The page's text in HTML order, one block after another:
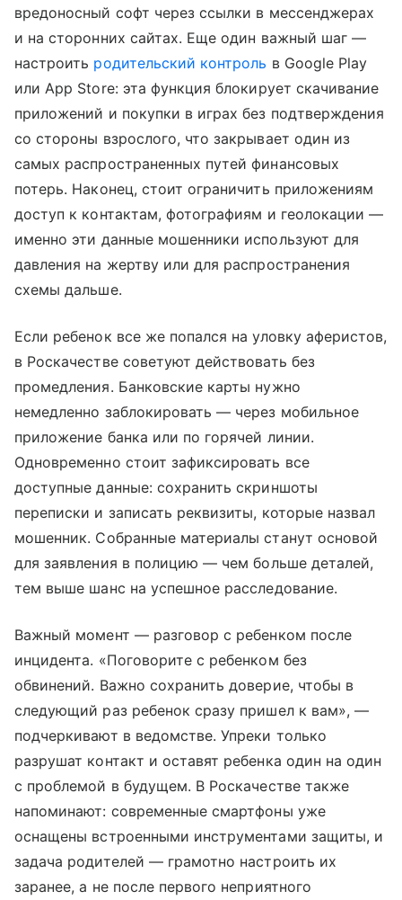
вредоносный софт через ссылки в мессенджерах
и на сторонних сайтах. Еще один важный шаг —
настроить родительский контроль в Google Play
или App Store: эта функция блокирует скачивание
приложений и покупки в играх без подтверждения
со стороны взрослого, что закрывает один из
самых распространенных путей финансовых
потерь. Наконец, стоит ограничить приложениям
доступ к контактам, фотографиям и геолокации —
именно эти данные мошенники используют для
давления на жертву или для распространения
схемы дальше.
Если ребенок все же попался на уловку аферистов,
в Роскачестве советуют действовать без
промедления. Банковские карты нужно
немедленно заблокировать — через мобильное
приложение банка или по горячей линии.
Одновременно стоит зафиксировать все
доступные данные: сохранить скриншоты
переписки и записать реквизиты, которые назвал
мошенник. Собранные материалы станут основой
для заявления в полицию — чем больше деталей,
тем выше шанс на успешное расследование.
Важный момент — разговор с ребенком после
инцидента. «Поговорите с ребенком без
обвинений. Важно сохранить доверие, чтобы в
следующий раз ребенок сразу пришел к вам», —
подчеркивают в ведомстве. Упреки только
разрушат контакт и оставят ребенка один на один
с проблемой в будущем. В Роскачестве также
напоминают: современные смартфоны уже
оснащены встроенными инструментами защиты, и
задача родителей — грамотно настроить их
заранее, а не после первого неприятного